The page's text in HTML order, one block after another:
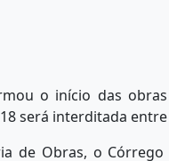
o início das
será interditada entre
de Obras, o